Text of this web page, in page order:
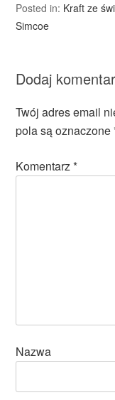
Posted in: Kraft ze
Simcoe
Dodaj
Twój adres email
pola są oznaczone
Komentarz*
Nazwa